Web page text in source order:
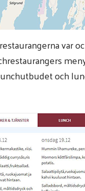
var
och